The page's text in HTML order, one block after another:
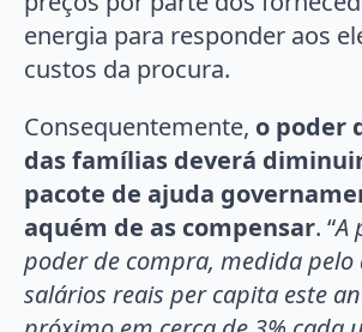
energia para responder aos
custos da procura.
Consequentemente, o poder
das famílias deverá
pacote de ajuda
aquém de as compensar. “A
poder de compra, medida pelo
salários reais per capita este